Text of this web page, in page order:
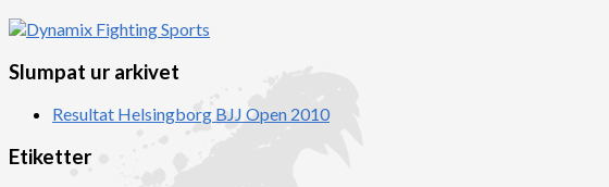
Slumpat ur arkivet
Resultat Helsingborg BJJ Open 2010
Etiketter